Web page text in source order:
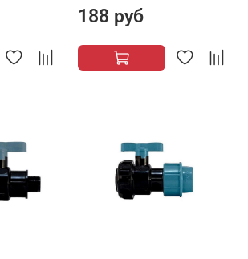
188 руб